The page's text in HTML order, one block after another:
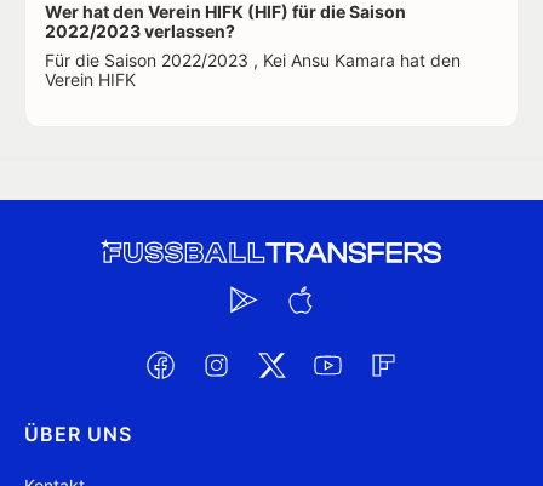
Wer hat den Verein HIFK (HIF) für die Saison
2022/2023 verlassen?
Für die Saison 2022/2023 , Kei Ansu Kamara hat den
Verein HIFK
ÜBER UNS